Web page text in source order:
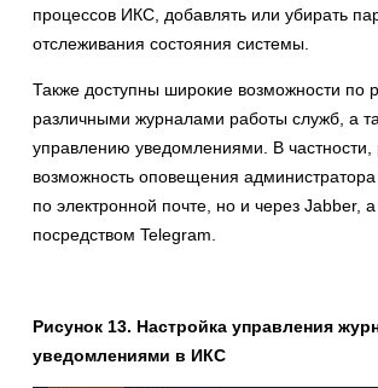
процессов ИКС, добавлять или убирать
отслеживания состояния системы.
Также доступны широкие возможности по
различными журналами работы служб, а
управлению уведомлениями. В частности,
возможность оповещения
по электронной почте, но и через Jabber,
посредством Telegram.
Рисунок 13. Настройка управления
уведомлениями в ИКС